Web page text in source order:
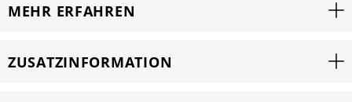
MEHR ERFAHREN
ZUSATZINFORMATION